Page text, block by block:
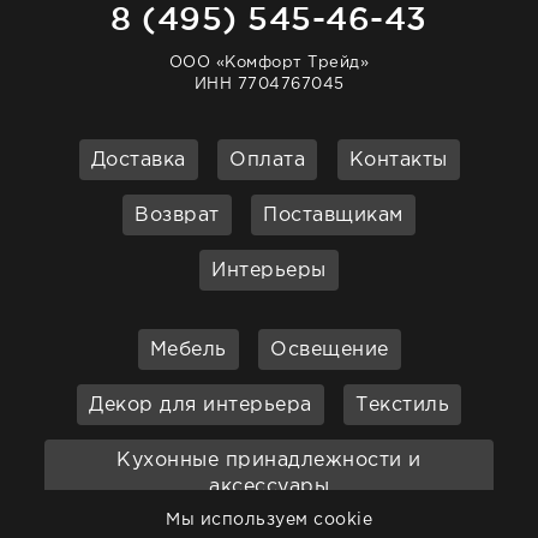
8 (495) 545-46-43
ООО «Комфорт Трейд»
ИНН 7704767045
Доставка Оплата Контакты
Возврат Поставщикам
Интерьеры
Мебель Освещение
Декор для интерьера Текстиль
Кухонные принадлежности и
аксессуары
Мы используем cookie